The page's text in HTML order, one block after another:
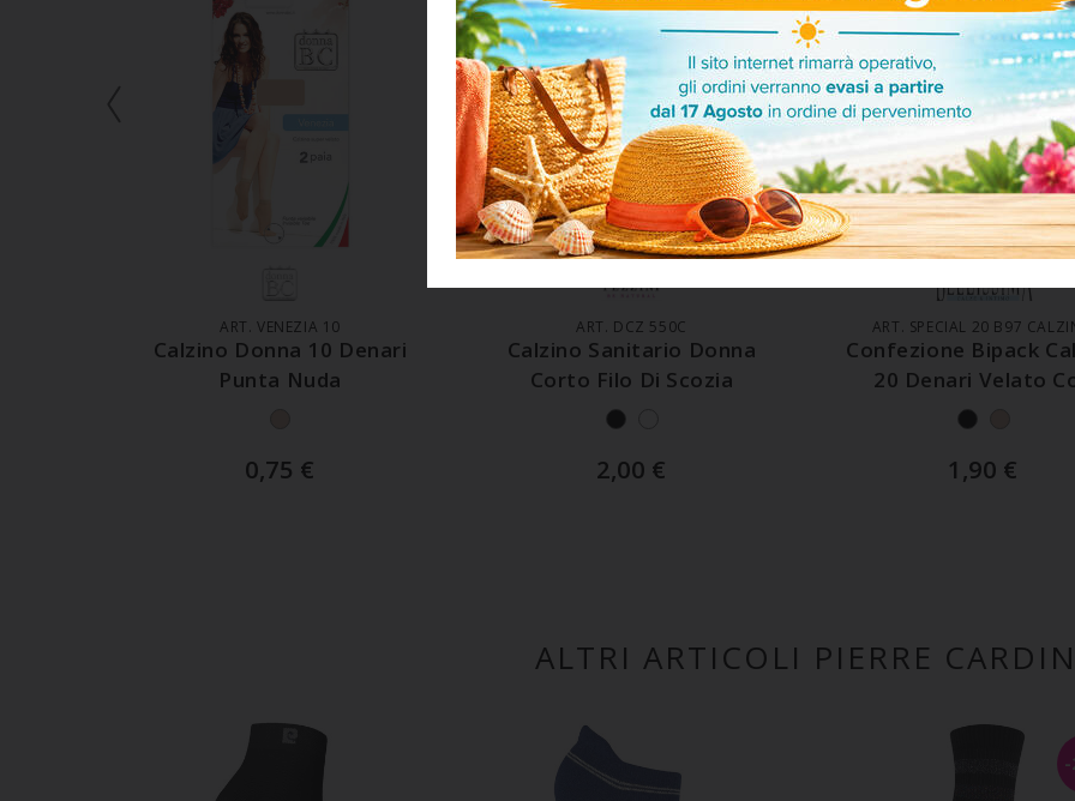
ART. VENEZIA 10
Calzino Donna 10 Denari
Punta Nuda
0,75 €
ART. DCZ 550C
Calzino Sanitario Donna
Corto Filo Di Scozia
2,00 €
ART. SPECIAL 20 B97
Confezione Bipack
20 Denari Velato
Polsino
1,90 €
ALTRI ARTICOLI PIERRE CARDIN